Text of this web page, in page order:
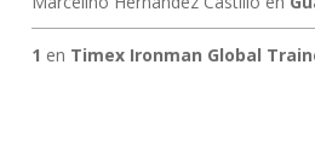
1 en Timex Ironman Global